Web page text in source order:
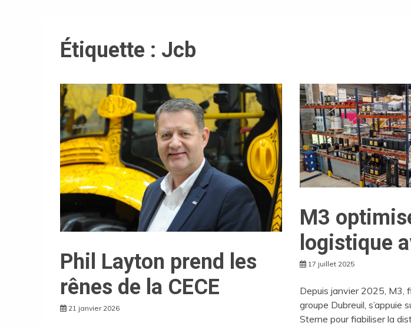
Étiquette : Jcb
Phil Layton prend les
rênes de la CECE
21 janvier 2026
M3
logistique
17 juillet 2025
Depuis janvier 2025, M3,
groupe Dubreuil, s’appuie
Sterne pour fiabiliser la